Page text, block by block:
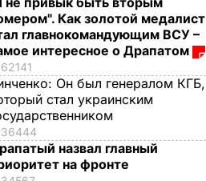
Как золотой медалист
главнокомандующим ВСУ –
интересное о Драпатом
62141
Он был генералом КГБ,
стал украинским
36444
назвал главный
на фронте